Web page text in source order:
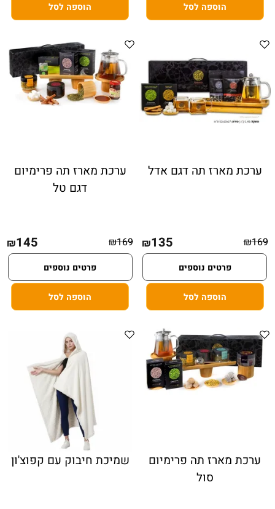
הוספה לסל הוספה לסל
ערכת מארז תה דגם אדל
₪169
₪135
פרטים נוספים
הוספה לסל
ערכת מארז תה פרימיום
דגם טל
₪169
₪145
פרטים נוספים
הוספה לסל
ערכת מארז תה פרימיום
סול
שמיכת חיבוק עם קפוצ'ון